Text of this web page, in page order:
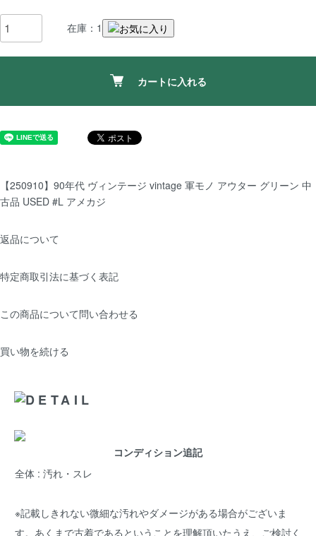
在庫：1
カートに入れる
【250910】90年代 ヴィンテージ vintage 軍モノ アウター グリーン 中
古品 USED #L アメカジ
返品について
特定商取引法に基づく表記
この商品について問い合わせる
買い物を続ける
コンディション追記
全体 : 汚れ・スレ
※記載しきれない微細な汚れやダメージがある場合がございま
す。あくまで古着であるということを理解頂いたうえ、ご検討く